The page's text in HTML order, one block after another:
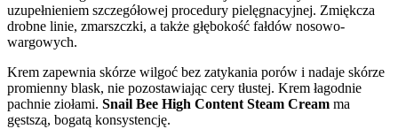
uzupełnieniem szczegółowej procedury pielęgnacyjnej. Zmiękcza
drobne linie, zmarszczki, a także głębokość fałdów nosowo-
wargowych.
Krem zapewnia skórze wilgoć bez zatykania porów i nadaje skórze
promienny blask, nie pozostawiając cery tłustej. Krem łagodnie
pachnie ziołami. Snail Bee High Content Steam Cream ma
gęstszą, bogatą konsystencję.